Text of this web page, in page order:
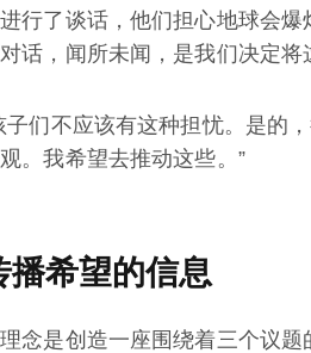
行了谈话，他们担心地球会爆
话，闻所未闻，是我们决定
子们不应该有这种担忧。是的
。我希望去推动这些。”
播希望的信息
念是创造一座围绕着三个议